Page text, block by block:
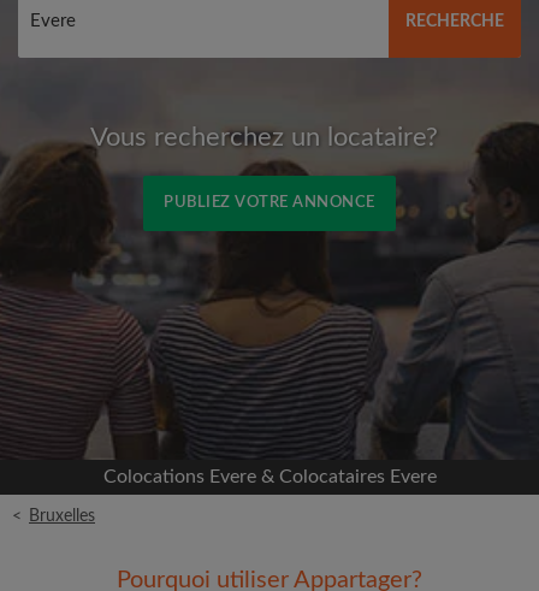
RECHERCHE
Vous recherchez un locataire?
PUBLIEZ VOTRE ANNONCE
Nous ne publierons jamais sur votre page sans
votre accord
OU
Loyer max par mois (€)
Colocations Evere & Colocataires Evere
< Bruxelles
Pourquoi utiliser Appartager?